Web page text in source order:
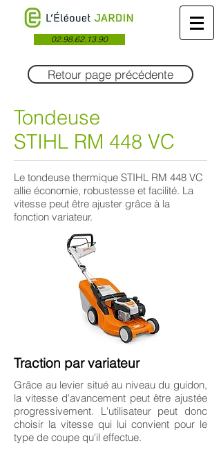
02.98.62.13.90
Retour page précédente
Tondeuse
STIHL RM 448 VC
Le tondeuse thermique STIHL RM 448 VC
allie économie, robustesse et facilité. La
vitesse peut être ajuster grâce à la
fonction variateur.
Traction par variateur
Grâce au levier situé au niveau du guidon,
la vitesse d'avancement peut être ajustée
progressivement. L'utilisateur peut donc
choisir la vitesse qui lui convient pour le
type de coupe qu'il effectue.